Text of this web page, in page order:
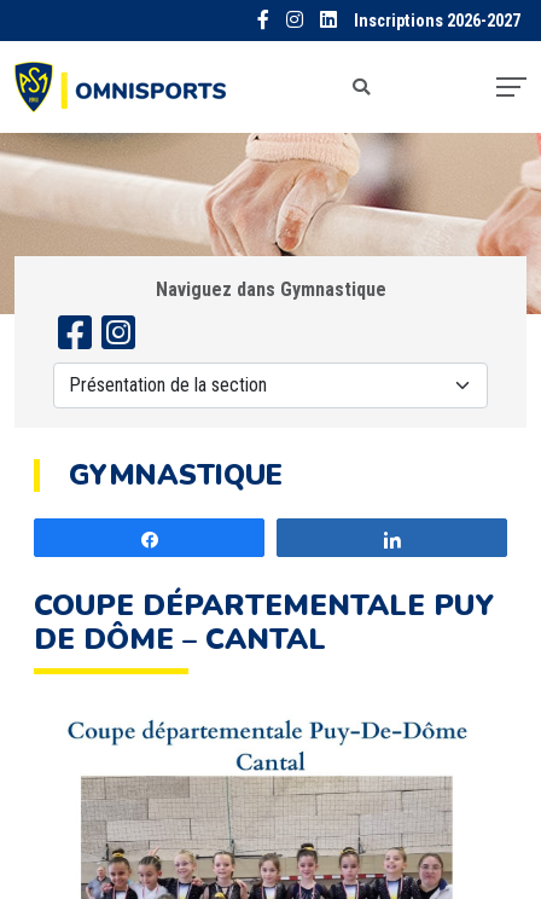
Inscriptions 2026-2027
Naviguez dans Gymnastique
GYMNASTIQUE
COUPE DÉPARTEMENTALE PUY
DE DÔME – CANTAL